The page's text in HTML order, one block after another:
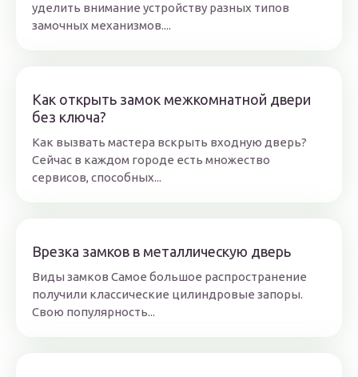
уделить внимание устройству разных типов
замочных механизмов....
Как открыть замок межкомнатной двери
без ключа?
Как вызвать мастера вскрыть входную дверь?
Сейчас в каждом городе есть множество
сервисов, способных...
Врезка замков в металлическую дверь
Виды замков Самое большое распространение
получили классические цилиндровые запоры.
Свою популярность...